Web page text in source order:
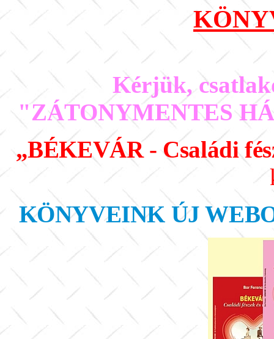
Kérjük,
"ZÁTONYMENTES
„BÉKEVÁR - Családi
KÖNYVEINK ÚJ